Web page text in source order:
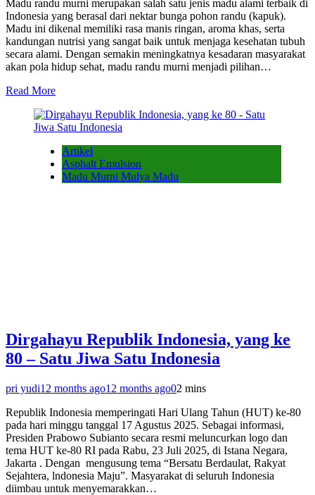
Madu randu murni merupakan salah satu jenis madu alami terbaik di
Indonesia yang berasal dari nektar bunga pohon randu (kapuk).
Madu ini dikenal memiliki rasa manis ringan, aroma khas, serta
kandungan nutrisi yang sangat baik untuk menjaga kesehatan tubuh
secara alami. Dengan semakin meningkatnya kesadaran masyarakat
akan pola hidup sehat, madu randu murni menjadi pilihan…
Read More
Artikel
Asphalt Emulsion
Madu Murni Mulya Madu
Dirgahayu Republik Indonesia, yang ke
80 – Satu Jiwa Satu Indonesia
pri yudi12 months ago12 months ago02 mins
Republik Indonesia memperingati Hari Ulang Tahun (HUT) ke-80
pada hari minggu tanggal 17 Agustus 2025. Sebagai informasi,
Presiden Prabowo Subianto secara resmi meluncurkan logo dan
tema HUT ke-80 RI pada Rabu, 23 Juli 2025, di Istana Negara,
Jakarta . Dengan mengusung tema “Bersatu Berdaulat, Rakyat
Sejahtera, lndonesia Maju”. Masyarakat di seluruh Indonesia
diimbau untuk menyemarakkan…